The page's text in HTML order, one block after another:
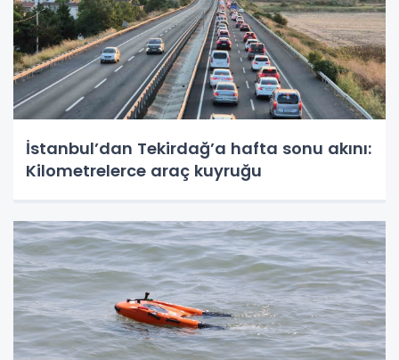
İstanbul’dan Tekirdağ’a hafta sonu akını:
Kilometrelerce araç kuyruğu